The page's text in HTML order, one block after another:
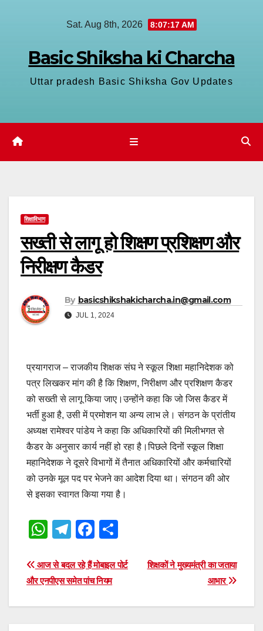
Sat. Aug 8th, 2026 8:07:18 AM
Basic Shiksha ki Charcha
Uttar pradesh Basic Shiksha Gov Updates
शिक्षाविभाग
सख्ती से लागू हो शिक्षण प्रशिक्षण और
निरीक्षण कैडर
By basicshikshakicharcha.in@gmail.com
JUL 1, 2024
प्रयागराज – राजकीय शिक्षक संघ ने स्कूल शिक्षा महानिदेशक को
पत्र लिखकर मांग की है कि शिक्षण, निरीक्षण और प्रशिक्षण कैडर
को सख्ती से लागू किया जाए।उन्होंने कहा कि जो जिस कैडर में
भर्ती हुआ है, उसी में प्रमोशन या अन्य लाभ ले। संगठन के प्रांतीय
अध्यक्ष रामेश्वर पांडेय ने कहा कि अधिकारियों की मिलीभगत से
कैडर के अनुसार कार्य नहीं हो रहा है।पिछले दिनों स्कूल शिक्षा
महानिदेशक ने दूसरे विभागों में तैनात अधिकारियों और कर्मचारियों
को उनके मूल पद पर भेजने का आदेश दिया था। संगठन की ओर
से इसका स्वागत किया गया है।
W
at
s
A
T
e
gr
a
F
c
e
b
ar
Post
navigation
शिक्षकों ने मुख्यमंत्री का जताया
आभार
आज से बदल रहे हैं मोबाइल पोर्ट
और एनपीएस समेत पांच नियम